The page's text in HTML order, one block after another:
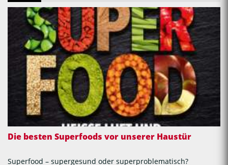
Die besten Superfoods vor unserer Haustür
Superfood – supergesund oder superproblematisch?